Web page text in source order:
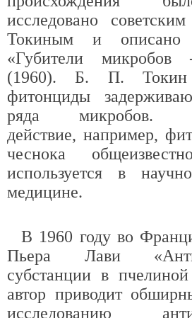
исследовано
Токиным и
«Губители микробов
(1960). Б. П. Токин
фитонциды
ряда микробов.
действие, например,
чеснока
используется в
медицине.
В 1960 году во
Пьера Лави
субстанции в
автор приводит
исследованию